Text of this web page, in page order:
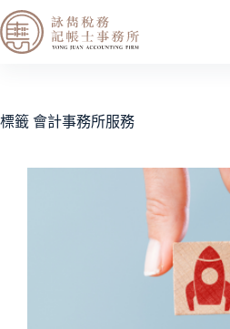
標籤 會計事務所服務